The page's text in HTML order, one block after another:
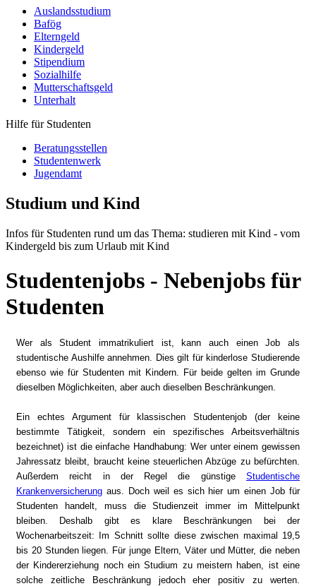
Auslandsstudium
Bafög
Elterngeld
Kindergeld
Stipendium
Sozialhilfe
Mutterschaftsgeld
Unterhalt
Hilfe für Studenten
Beratungsstellen
Studentenwerk
Jugendamt
Studium und Kind
Infos für Studenten rund um das Thema: studieren mit Kind - vom
Kindergeld bis zum Urlaub mit Kind
Studentenjobs - Nebenjobs für
Studenten
Wer als Student immatrikuliert ist, kann auch einen Job als
studentische Aushilfe annehmen. Dies gilt für kinderlose Studierende
ebenso wie für Studenten mit Kindern. Für beide gelten im Grunde
dieselben Möglichkeiten, aber auch dieselben Beschränkungen.
Ein echtes Argument für klassischen Studentenjob (der keine
bestimmte Tätigkeit, sondern ein spezifisches Arbeitsverhältnis
bezeichnet) ist die einfache Handhabung: Wer unter einem gewissen
Jahressatz bleibt, braucht keine steuerlichen Abzüge zu befürchten.
Außerdem reicht in der Regel die günstige Studentische
Krankenversicherung aus. Doch weil es sich hier um einen Job für
Studenten handelt, muss die Studienzeit immer im Mittelpunkt
bleiben. Deshalb gibt es klare Beschränkungen bei der
Wochenarbeitszeit: Im Schnitt sollte diese zwischen maximal 19,5
bis 20 Stunden liegen. Für junge Eltern, Väter und Mütter, die neben
der Kindererziehung noch ein Studium zu meistern haben, ist eine
solche zeitliche Beschränkung jedoch eher positiv zu werten.